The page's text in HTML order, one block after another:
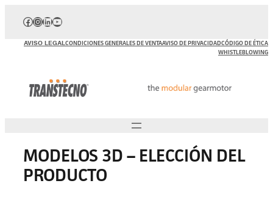
Facebook
Instagram
LinkedIn
YouTube
AVISO LEGALCONDICIONES GENERALES DE VENTAAVISO DE PRIVACIDADCÓDIGO DE ÉTICA
WHISTLEBLOWING
MODELOS 3D – ELECCIÓN DEL
PRODUCTO